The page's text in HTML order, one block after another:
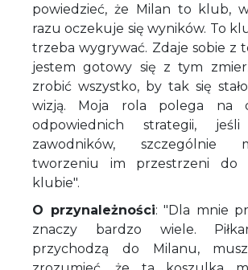
powiedzieć, że Milan to klub,
razu oczekuje się wyników. To
trzeba wygrywać. Zdaje sobie z
jestem gotowy się z tym
zrobić wszystko, by tak się
wizją. Moja rola polega na
odpowiednich strategii,
zawodników, szczególnie
tworzeniu im przestrzeni
klubie".
O przynależności: "Dla mnie
znaczy bardzo wiele.
przychodzą do Milanu,